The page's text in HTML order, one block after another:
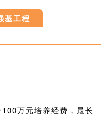
基工程
万元培养经费，最长